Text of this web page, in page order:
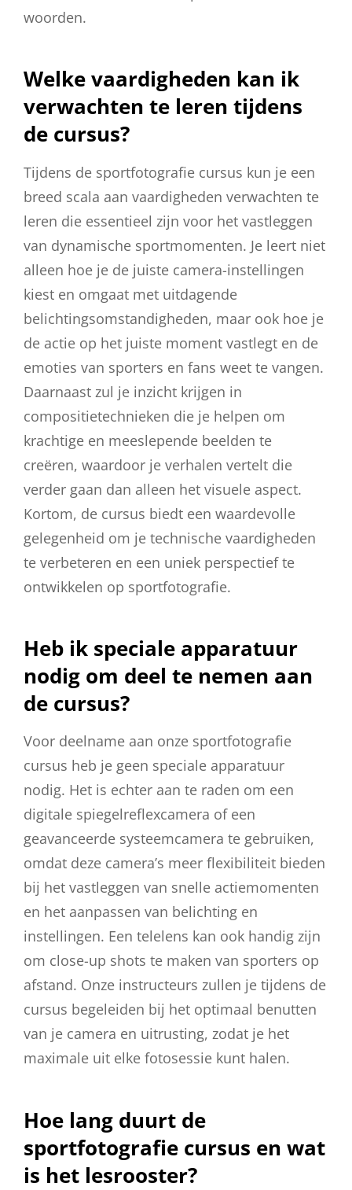
woorden.
Welke vaardigheden kan ik
verwachten te leren tijdens
de cursus?
Tijdens de sportfotografie cursus kun je een
breed scala aan vaardigheden verwachten te
leren die essentieel zijn voor het vastleggen
van dynamische sportmomenten. Je leert niet
alleen hoe je de juiste camera-instellingen
kiest en omgaat met uitdagende
belichtingsomstandigheden, maar ook hoe je
de actie op het juiste moment vastlegt en de
emoties van sporters en fans weet te vangen.
Daarnaast zul je inzicht krijgen in
compositietechnieken die je helpen om
krachtige en meeslepende beelden te
creëren, waardoor je verhalen vertelt die
verder gaan dan alleen het visuele aspect.
Kortom, de cursus biedt een waardevolle
gelegenheid om je technische vaardigheden
te verbeteren en een uniek perspectief te
ontwikkelen op sportfotografie.
Heb ik speciale apparatuur
nodig om deel te nemen aan
de cursus?
Voor deelname aan onze sportfotografie
cursus heb je geen speciale apparatuur
nodig. Het is echter aan te raden om een
digitale spiegelreflexcamera of een
geavanceerde systeemcamera te gebruiken,
omdat deze camera’s meer flexibiliteit bieden
bij het vastleggen van snelle actiemomenten
en het aanpassen van belichting en
instellingen. Een telelens kan ook handig zijn
om close-up shots te maken van sporters op
afstand. Onze instructeurs zullen je tijdens de
cursus begeleiden bij het optimaal benutten
van je camera en uitrusting, zodat je het
maximale uit elke fotosessie kunt halen.
Hoe lang duurt de
sportfotografie cursus en wat
is het lesrooster?